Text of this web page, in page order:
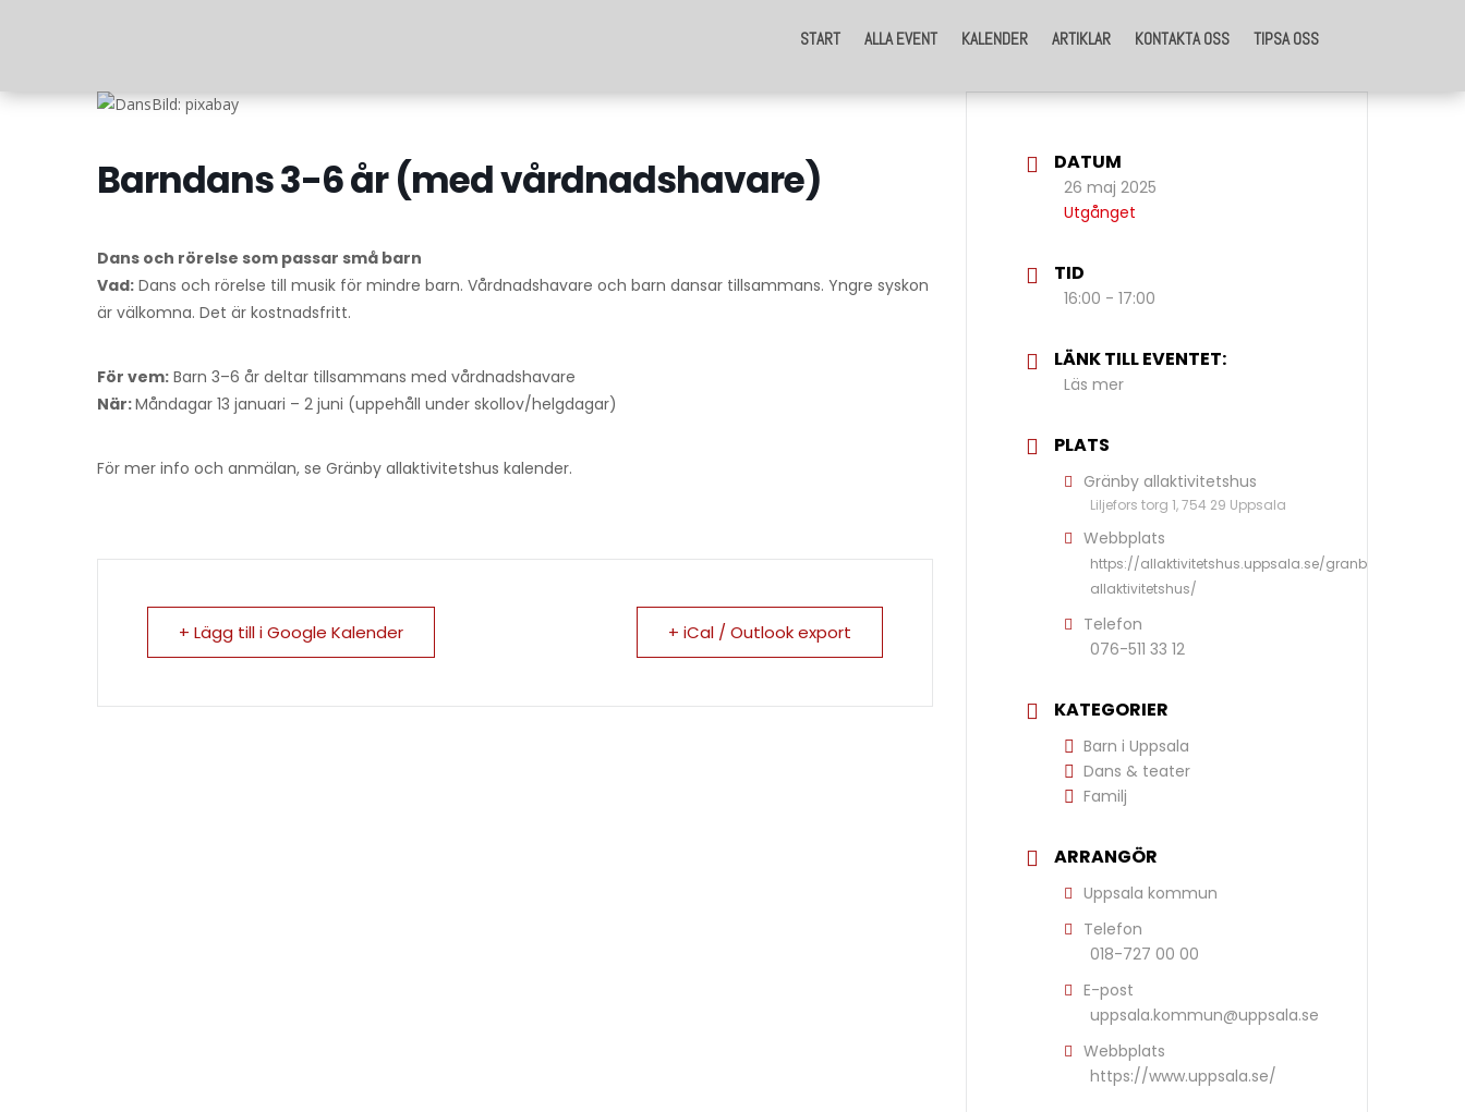
START ALLA EVENT KALENDER ARTIKLAR KONTAKTA OSS TIPSA OSS
Bild: pixabay
Barndans 3-6 år (med vårdnadshavare)
Dans och rörelse som passar små barn
Vad: Dans och rörelse till musik för mindre barn. Vårdnadshavare och barn dansar tillsammans. Yngre syskon
är välkomna. Det är kostnadsfritt.
För vem: Barn 3–6 år deltar tillsammans med vårdnadshavare
När:Måndagar 13 januari – 2 juni (uppehåll under skollov/helgdagar)
För mer info och anmälan, se Gränby allaktivitetshus kalender.
+ Lägg till i Google Kalender + iCal / Outlook export
DATUM
26 maj 2025
Utgånget
TID
16:00 - 17:00
LÄNK TILL EVENTET:
Läs mer
PLATS
Gränby allaktivitetshus
Liljefors torg 1, 754 29 Uppsala
Webbplats
https://allaktivitetshus.uppsala.se/granby-
allaktivitetshus/
Telefon
076-511 33 12
KATEGORIER
Barn i Uppsala
Dans & teater
Familj
ARRANGÖR
Uppsala kommun
Telefon
018-727 00 00
E-post
uppsala.kommun@uppsala.se
Webbplats
https://www.uppsala.se/